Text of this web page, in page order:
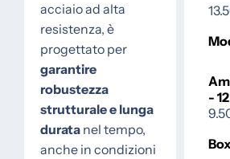
acciaio ad alta
resistenza, è
progettato per
garantire
robustezza
strutturale e lunga
durata nel tempo,
anche in condizioni
-